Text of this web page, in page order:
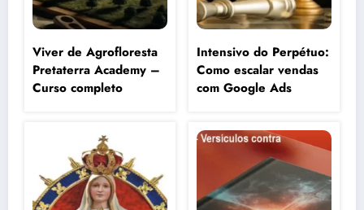
Viver de Agrofloresta
Pretaterra Academy –
Curso completo
Intensivo do Perpétuo:
Como escalar vendas
com Google Ads